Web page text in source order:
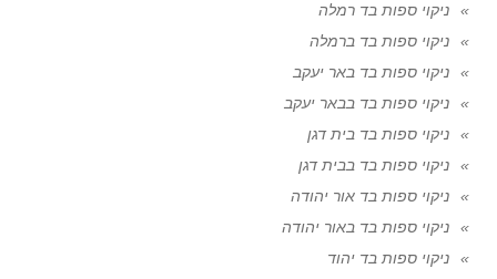
ניקוי ספות בד רמלה
ניקוי ספות בד ברמלה
ניקוי ספות בד באר יעקב
ניקוי ספות בד בבאר יעקב
ניקוי ספות בד בית דגן
ניקוי ספות בד בבית דגן
ניקוי ספות בד אור יהודה
ניקוי ספות בד באור יהודה
ניקוי ספות בד יהוד